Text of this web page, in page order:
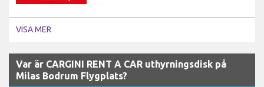
VISA MER
Var är CARGINI RENT A CAR uthyrningsdisk på
Milas Bodrum Flygplats?